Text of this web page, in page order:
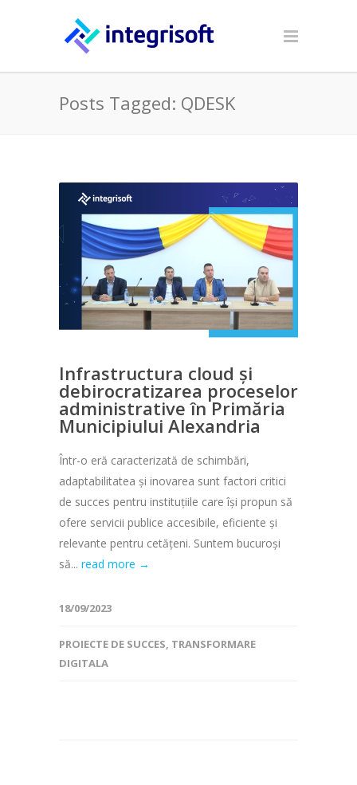
Posts Tagged: QDESK
Infrastructura cloud și
debirocratizarea proceselor
administrative în Primăria
Municipiului Alexandria
Într-o eră caracterizată de schimbări,
adaptabilitatea și inovarea sunt factori critici
de succes pentru instituțiile care își propun să
ofere servicii publice accesibile, eficiente și
relevante pentru cetățeni. Suntem bucuroși
să... read more →
18/09/2023
PROIECTE DE SUCCES, TRANSFORMARE
DIGITALA